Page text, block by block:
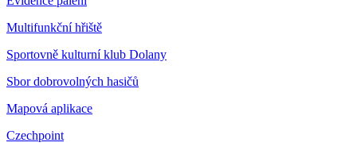
Multifunkční hřiště
Sportovně kulturní klub Dolany
Sbor dobrovolných hasičů
Mapová aplikace
Czechpoint